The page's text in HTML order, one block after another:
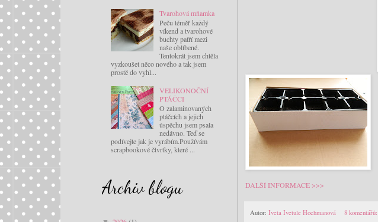
DALŠÍ INFORMACE >>>
Autor: Iveta Ivetule Hochmanová 8 komentářů:
Tvarohová mňamka
Peču téměř každý
víkend a tvarohové
buchty patří mezi
naše oblíbené.
Tentokrát jsem chtěla
vyzkoušet něco nového a tak jsem
prostě do vyhl...
VELIKONOČNÍ
PTÁČCI
O zalaminovaných
ptáčcích a jejich
úspěchu jsem psala
nedávno. Teď se
podívejte jak je vyrábím.Používám
scrapbookové čtvrtky, které ...
Archiv blogu